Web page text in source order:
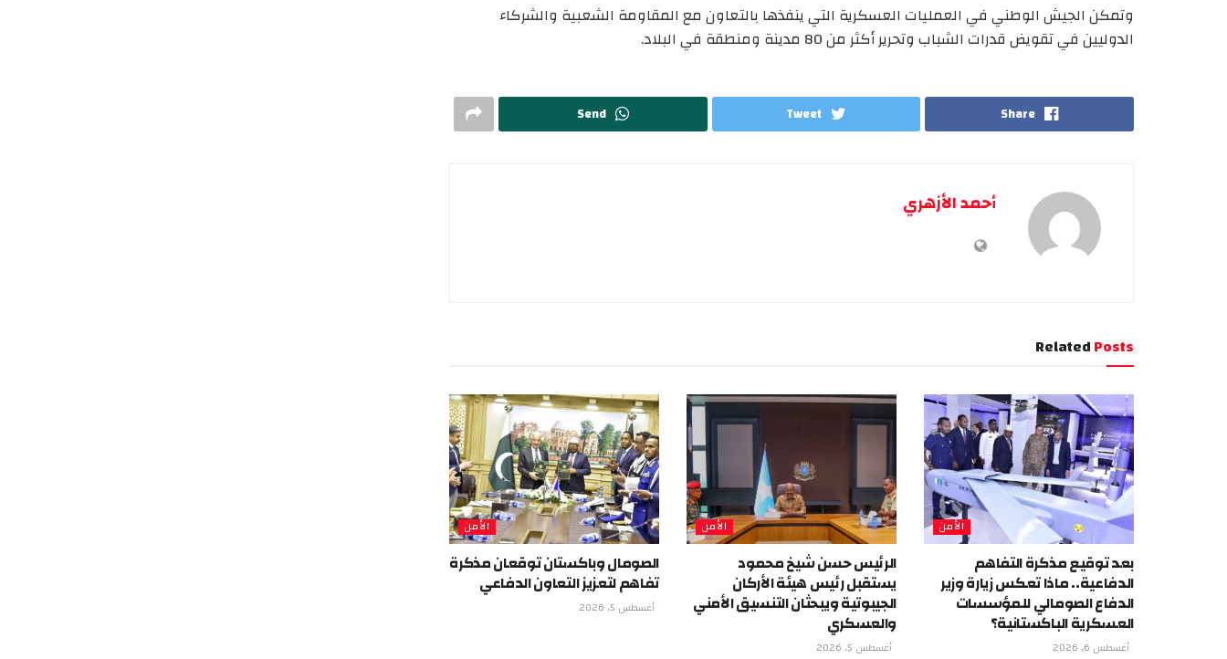
وتمكن الجيش الوطني في العمليات العسكرية التي ينفذها بالتعاون مع المقاومة الشعبية والشركاء
الدوليين في تقويض قدرات الشباب وتحرير أكثر من 80 مدينة ومنطقة في البلاد.
Share
Tweet
Send
أحمد الأزهري
RelatedPosts
الأمن
بعد توقيع مذكرة التفاهم
الدفاعية.. ماذا تعكس زيارة وزير
الدفاع الصومالي للمؤسسات
العسكرية الباكستانية؟
أغسطس 6, 2026
الأمن
الرئيس حسن شيخ محمود
يستقبل رئيس هيئة الأركان
الجيبوتية ويبحثان التنسيق الأمني
والعسكري
أغسطس 5, 2026
الأمن
الصومال وباكستان توقعان مذكرة
تفاهم لتعزيز التعاون الدفاعي
أغسطس 5, 2026